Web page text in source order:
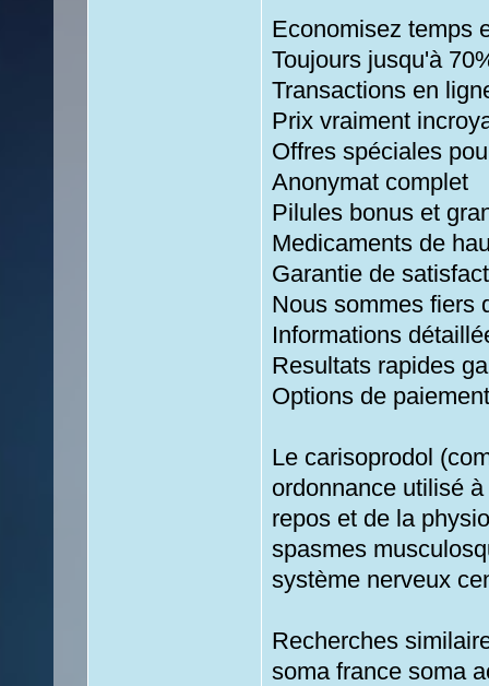
Economisez temps
Toujours jusqu'à
Transactions en
Prix vraiment
Offres spéciales
Anonymat complet
Pilules bonus et
Medicaments de
Garantie de
Nous sommes fiers
Informations
Resultats rapides
Options de
Le carisoprodol
ordonnance utilisé
repos et de la
spasmes
système nerveux
Recherches
soma france soma